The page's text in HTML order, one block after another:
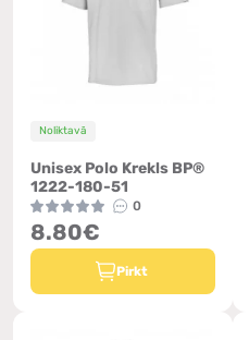
Noliktavā
Unisex Polo Krekls BP®
1222-180-51
0
8.80€
Pirkt